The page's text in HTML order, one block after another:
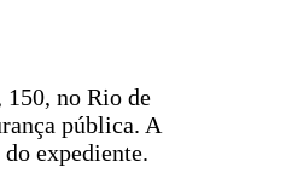
150, no Rio de
pública. A
expediente.